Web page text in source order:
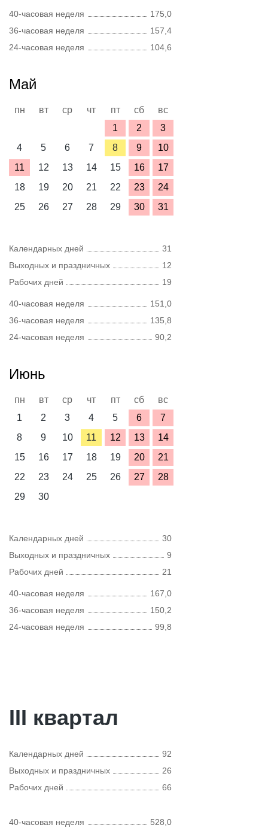
40-часовая неделя
175,0
36-часовая неделя
157,4
24-часовая неделя
104,6
Май
пн вт ср чт пт сб
вс
1
2
3
4
5 6 7 8 9
10
11
12 13 14 15 16
17
18
19 20 21 22 23
24
25
26 27 28 29 30 31
Календарных дней
31
Выходных и праздничных
12
Рабочих дней
19
40-часовая неделя
151,0
36-часовая неделя
135,8
24-часовая неделя
90,2
Июнь
пн вт ср чт пт сб
вс
1
2 3 4 5 6
7
8
9 10 11 12 13
14
15
16 17 18 19 20
21
22
23 24 25 26 27
28
29
30
Календарных дней
30
Выходных и праздничных
9
Рабочих дней
21
40-часовая неделя
167,0
36-часовая неделя
150,2
24-часовая неделя
99,8
III квартал
Календарных дней
92
Выходных и праздничных
26
Рабочих дней
66
40-часовая неделя 528,0